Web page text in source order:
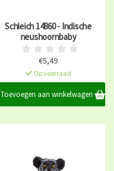
Schleich 14860 - Indische
neushoornbaby
€5,49
Op voorraad
Toevoegen aan winkelwagen